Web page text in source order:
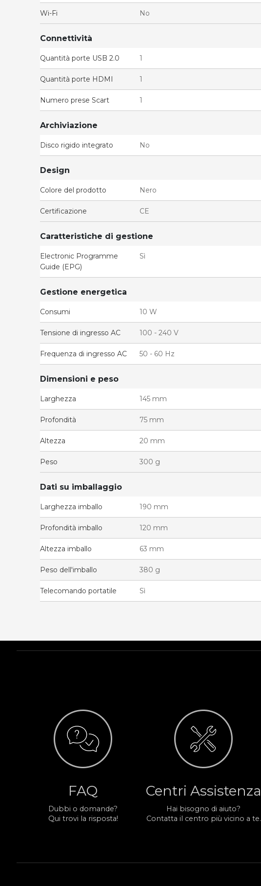
Wi-Fi No
Connettività
Quantità porte USB 2.0 1
Quantità porte HDMI 1
Numero prese Scart 1
Archiviazione
Disco rigido integrato No
Design
Colore del prodotto Nero
Certificazione CE
Caratteristiche di gestione
Electronic Programme
Guide (EPG)
Sì
Gestione energetica
Consumi 10 W
Tensione di ingresso AC 100 - 240 V
Frequenza di ingresso AC 50 - 60 Hz
Dimensioni e peso
Larghezza 145 mm
Profondità 75 mm
Altezza 20 mm
Peso 300 g
Dati su imballaggio
Larghezza imballo 190 mm
Profondità imballo 120 mm
Altezza imballo 63 mm
Peso dell'imballo 380 g
Telecomando portatile Sì
FAQ
Dubbi o domande?
Qui trovi la risposta!
Centri Assistenza
Hai bisogno di aiuto?
Contatta il centro più vicino a te.